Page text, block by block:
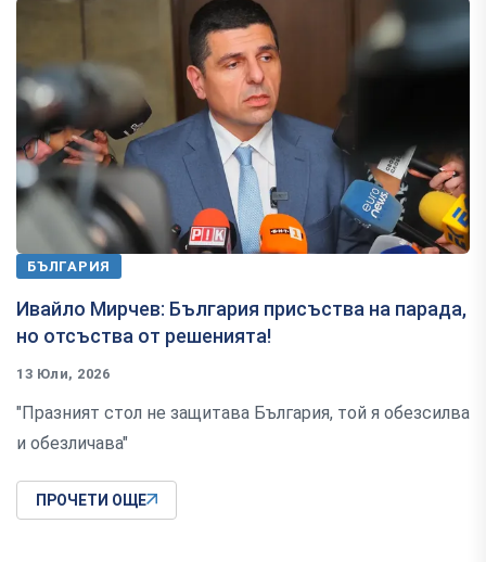
БЪЛГАРИЯ
Ивайло Мирчев: България присъства на парада,
но отсъства от решенията!
13 Юли, 2026
"Празният стол не защитава България, той я обезсилва
и обезличава"
ПРОЧЕТИ ОЩЕ